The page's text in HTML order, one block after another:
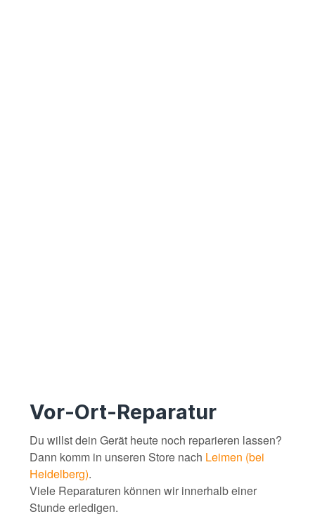
Vor-Ort-Reparatur
Du willst dein Gerät heute noch reparieren lassen?
Dann komm in unseren Store nach Leimen (bei
Heidelberg).
Viele Reparaturen können wir innerhalb einer
Stunde erledigen.